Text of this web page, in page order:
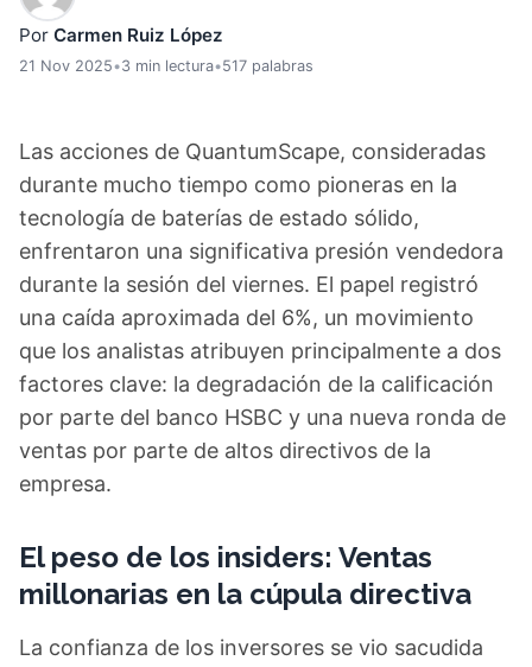
Por Carmen Ruiz López
21 Nov 2025•3 min lectura•517 palabras
Las acciones de QuantumScape, consideradas
durante mucho tiempo como pioneras en la
tecnología de baterías de estado sólido,
enfrentaron una significativa presión vendedora
durante la sesión del viernes. El papel registró
una caída aproximada del 6%, un movimiento
que los analistas atribuyen principalmente a dos
factores clave: la degradación de la calificación
por parte del banco HSBC y una nueva ronda de
ventas por parte de altos directivos de la
empresa.
El peso de los insiders: Ventas
millonarias en la cúpula directiva
La confianza de los inversores se vio sacudida